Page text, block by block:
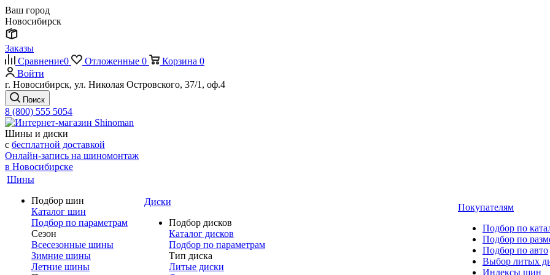
Ваш город
Новосибирск
Заказы
Сравнение0 Отложенные 0 Корзина 0
Войти
г. Новосибирск, ул. Николая Островского, 37/1, оф.4
Поиск
8 (800) 555 5054
Шины и диски
с бесплатной доставкой
Онлайн-запись на шиномонтаж
в Новосибирске
Шины
Подбор шин
Каталог шин
Подбор по параметрам
Сезон
Всесезонные шины
Зимние шины
Летние шины
Диски
Подбор дисков
Каталог дисков
Подбор по параметрам
Тип диска
Литые диски
Покупателям
Подбор по
Подбор по
Подбор по авто
Выбор литых
Индексы шин